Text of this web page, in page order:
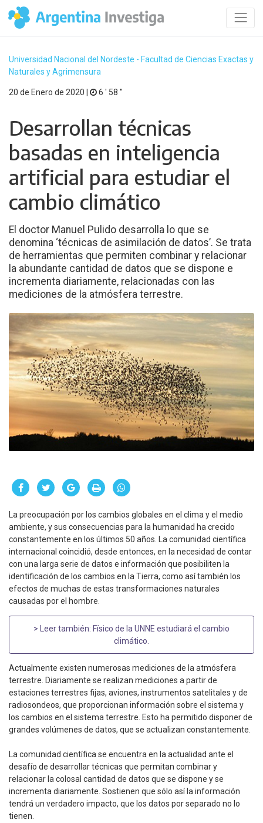
Universidad Nacional del Nordeste - Facultad de Ciencias Exactas y
Naturales y Agrimensura
20 de Enero de 2020 | 6 ′ 58 ′′
Desarrollan técnicas
basadas en inteligencia
artificial para estudiar el
cambio climático
El doctor Manuel Pulido desarrolla lo que se
denomina ‘técnicas de asimilación de datos’. Se trata
de herramientas que permiten combinar y relacionar
la abundante cantidad de datos que se dispone e
incrementa diariamente, relacionadas con las
mediciones de la atmósfera terrestre.
La preocupación por los cambios globales en el clima y el medio
ambiente, y sus consecuencias para la humanidad ha crecido
constantemente en los últimos 50 años. La comunidad científica
internacional coincidió, desde entonces, en la necesidad de contar
con una larga serie de datos e información que posibiliten la
identificación de los cambios en la Tierra, como así también los
efectos de muchas de estas transformaciones naturales
causadas por el hombre.
> Leer también: Físico de la UNNE estudiará el cambio
climático
Actualmente existen numerosas mediciones de la atmósfera
terrestre. Diariamente se realizan mediciones a partir de
estaciones terrestres fijas, aviones, instrumentos satelitales y de
radiosondeos, que proporcionan información sobre el sistema y
los cambios en el sistema terrestre. Esto ha permitido disponer de
grandes volúmenes de datos, que se actualizan constantemente.
La comunidad científica se encuentra en la actualidad ante el
desafío de desarrollar técnicas que permitan combinar y
relacionar la colosal cantidad de datos que se dispone y se
incrementa diariamente. Sostienen que sólo así la información
tendrá un verdadero impacto, que los datos por separado no lo
tienen.